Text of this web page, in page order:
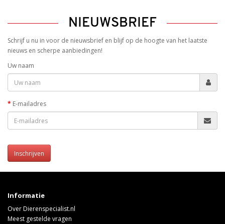
NIEUWSBRIEF
Schrijf u nu in voor de nieuwsbrief en blijf op de hoogte van het laatste
nieuws en scherpe aanbiedingen!
Uw naam
E-mailadres
Inschrijven
Informatie
Over Dierenspecialist.nl
Meest gestelde vragen